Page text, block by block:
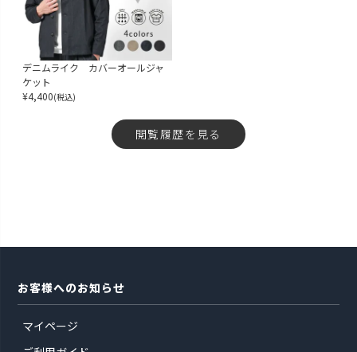
デニムライク カバーオールジャ
ケット
¥4,400(税込)
閲覧履歴を見る
お客様へのお知らせ
マイページ